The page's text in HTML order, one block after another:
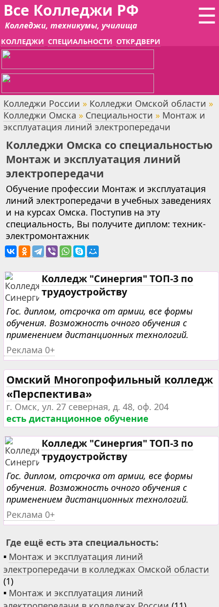
☰
Все Колледжи РФ
Колледжи, техникумы, училища
КОЛЛЕДЖИ СПЕЦИАЛЬНОСТИ ОТКР.ДВЕРИ
Колледжи России » Колледжи Омской области »
Колледжи Омска » Специальности » Монтаж и
эксплуатация линий электропередачи
Колледжи Омска со специальностью
Монтаж и эксплуатация линий
электропередачи
Обучение профессии Монтаж и эксплуатация
линий электропередачи в учебных заведениях
и на курсах Омска. Поступив на эту
специальность, Вы получите диплом: техник-
электромонтажник
Колледж "Синергия" ТОП-3 по
трудоустройству
Гос. диплом, отсрочка от армии, все формы
обучения. Возможность очного обучения с
применением дистанционных технологий.
Реклама 0+
Омский Многопрофильный колледж
«Перспектива»
г. Омск, ул. 27 северная, д. 48, оф. 204
есть дистанционное обучение
Колледж "Синергия" ТОП-3 по
трудоустройству
Гос. диплом, отсрочка от армии, все формы
обучения. Возможность очного обучения с
применением дистанционных технологий.
Реклама 0+
Где ещё есть эта специальность:
▪ Монтаж и эксплуатация линий
электропередачи в колледжах Омской области
(1)
▪ Монтаж и эксплуатация линий